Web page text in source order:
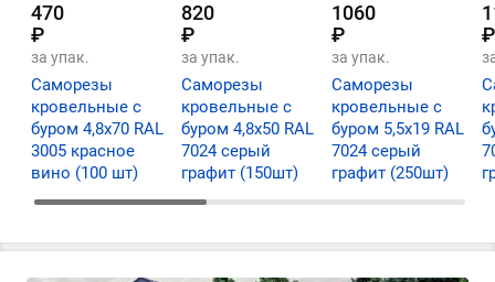
470
₽
за упак.
Саморезы
кровельные с
буром 4,8х70 RAL
3005 красное
вино (100 шт)
820
₽
за упак.
Саморезы
кровельные с
буром 4,8х50 RAL
7024 серый
графит (150шт)
1060
₽
за упак.
Саморезы
кровельные с
буром 5,5х19 RAL
7024 серый
графит (250шт)
₽